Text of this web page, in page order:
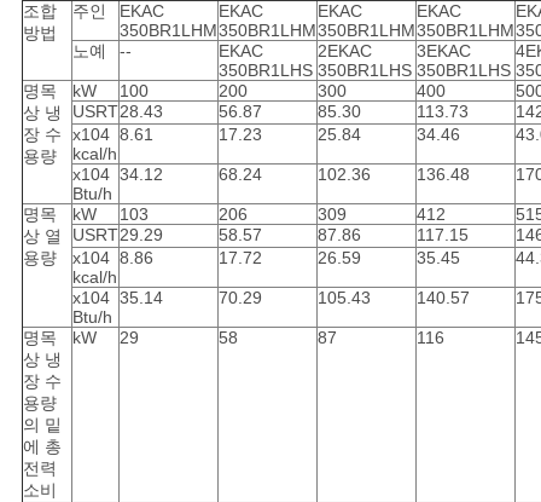
COMPANY
NEWS
사
이
트
PRIVACY
POLICY
조합
방법
주인
EKAC
350BR1LHM
EKAC
350BR1LHM
EKAC
350BR1LHM
EKAC
350BR1LHM
노예
--
EKAC
350BR1LHS
2EKAC
350BR1LHS
3EKAC
350BR1LHS
명목
상 냉
장 수
용량
kW 100 200 300 400
USRT28.43 56.87 85.30 113.73
x104
kcal/h
8.61 17.23 25.84 34.46
x104
Btu/h
34.12 68.24 102.36 136.48
명목
상 열
용량
kW 103 206 309 412
USRT29.29 58.57 87.86 117.15
x104
kcal/h
8.86 17.72 26.59 35.45
x104
Btu/h
35.14 70.29 105.43 140.57
명목
상 냉
장 수
용량
의 밑
에 총
전력
소비
kW 29 58 87 116